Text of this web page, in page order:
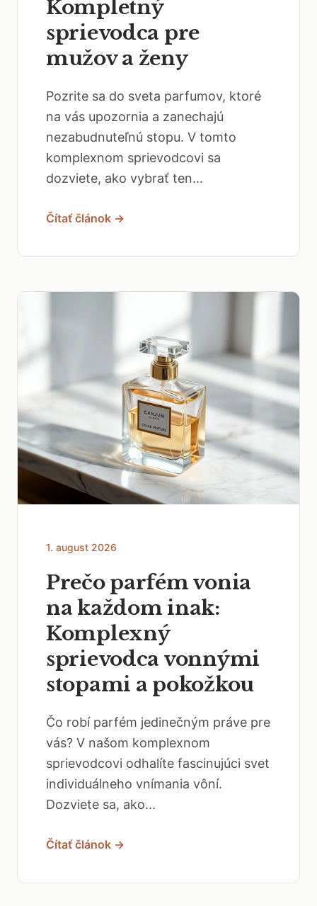
Kompletný
sprievodca pre
mužov a ženy
Pozrite sa do sveta parfumov, ktoré
na vás upozornia a zanechajú
nezabudnuteľnú stopu. V tomto
komplexnom sprievodcovi sa
dozviete, ako vybrať ten...
Čítať článok →
1. august 2026
Prečo parfém vonia
na každom inak:
Komplexný
sprievodca vonnými
stopami a pokožkou
Čo robí parfém jedinečným práve pre
vás? V našom komplexnom
sprievodcovi odhalíte fascinujúci svet
individuálneho vnímania vôní.
Dozviete sa, ako...
Čítať článok →